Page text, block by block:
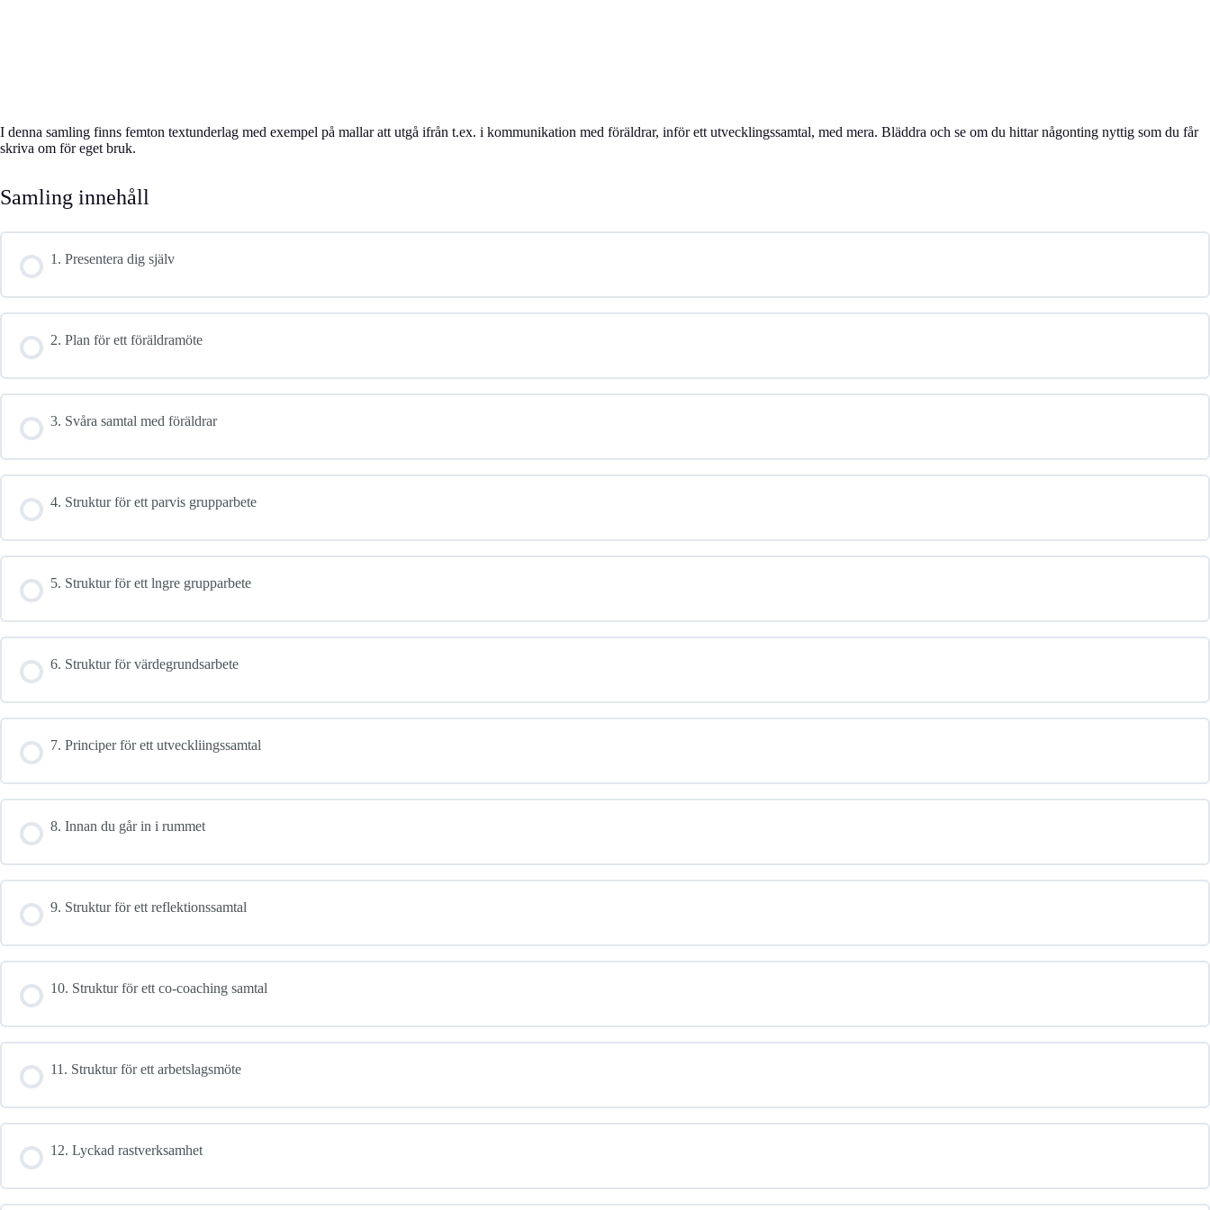
I denna samling finns femton textunderlag med exempel på mallar att utgå ifrån t.ex. i kommunikation med föräldrar, inför ett utvecklingssamtal, med mera. Bläddra och se om du hittar någonting nyttig som du får
skriva om för eget bruk.
Samling innehåll
1. Presentera dig själv
2. Plan för ett föräldramöte
3. Svåra samtal med föräldrar
4. Struktur för ett parvis grupparbete
5. Struktur för ett lngre grupparbete
6. Struktur för värdegrundsarbete
7. Principer för ett utveckliingssamtal
8. Innan du går in i rummet
9. Struktur för ett reflektionssamtal
10. Struktur för ett co-coaching samtal
11. Struktur för ett arbetslagsmöte
12. Lyckad rastverksamhet